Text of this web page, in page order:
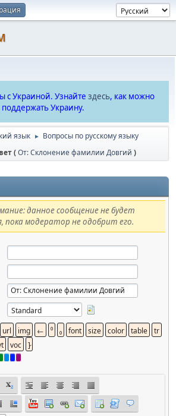
с Украиной. Узнайте здесь, как можно
поддержать Украину.
язык ► Вопросы по русскому языку
(От: Склонение фамилии Довгий )
данное сообщение не будет
модератор не одобрит его.